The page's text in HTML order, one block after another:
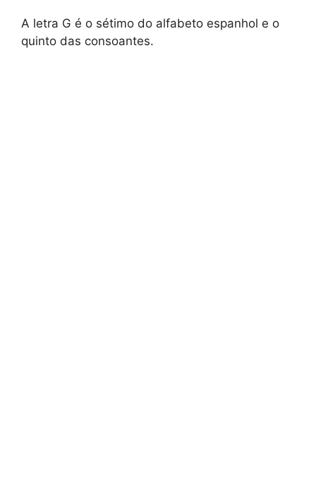
A letra G é o sétimo do alfabeto espanhol e o
quinto das consoantes.